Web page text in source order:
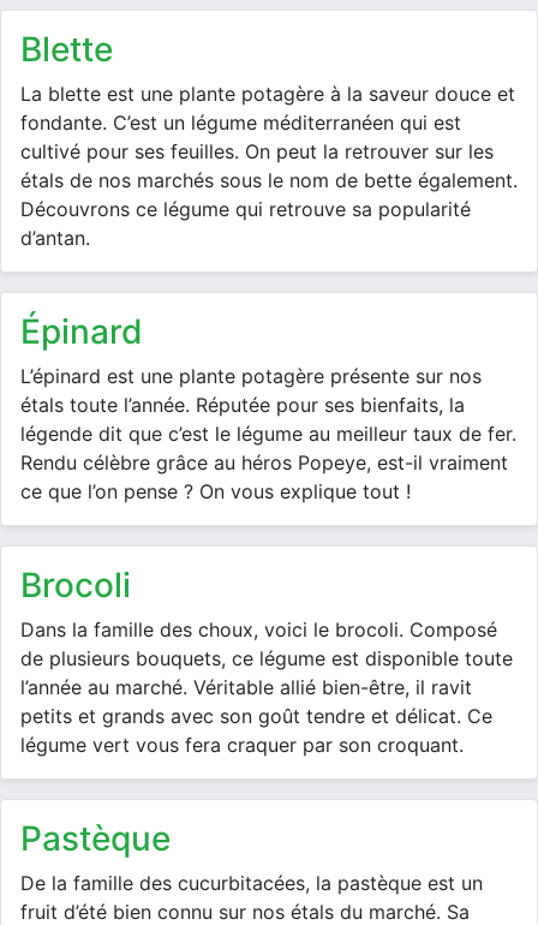
blette
La blette est une plante potagère à la saveur douce et
fondante. C’est un légume méditerranéen qui est
cultivé pour ses feuilles. On peut la retrouver sur les
étals de nos marchés sous le nom de bette également.
Découvrons ce légume qui retrouve sa popularité
d’antan.
épinard
L’épinard est une plante potagère présente sur nos
étals toute l’année. Réputée pour ses bienfaits, la
légende dit que c’est le légume au meilleur taux de fer.
Rendu célèbre grâce au héros Popeye, est-il vraiment
ce que l’on pense ? On vous explique tout !
brocoli
Dans la famille des choux, voici le brocoli. Composé
de plusieurs bouquets, ce légume est disponible toute
l’année au marché. Véritable allié bien-être, il ravit
petits et grands avec son goût tendre et délicat. Ce
légume vert vous fera craquer par son croquant.
pastèque
De la famille des cucurbitacées, la pastèque est un
fruit d’été bien connu sur nos étals du marché. Sa